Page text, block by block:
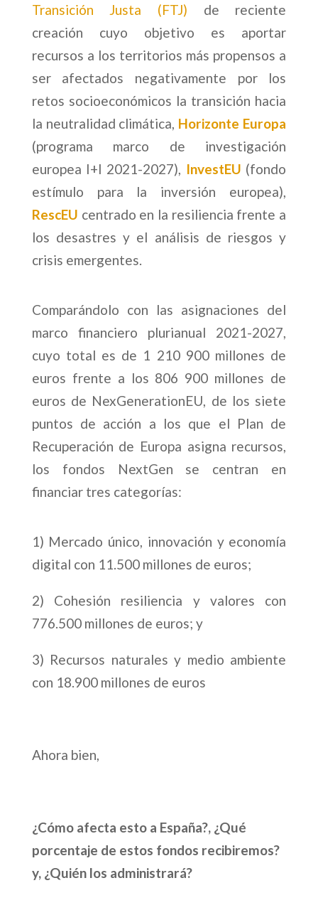
Transición Justa (FTJ)
de reciente
creación cuyo objetivo es aportar
recursos a los territorios más propensos a
ser afectados negativamente por los
retos socioeconómicos la transición hacia
la neutralidad climática, Horizonte Europa
(programa marco de investigación
europea I+I 2021-2027), InvestEU (fondo
estímulo para la inversión europea),
RescEU centrado en la resiliencia frente a
los desastres y el análisis de riesgos y
crisis emergentes.
Comparándolo con las asignaciones del
marco financiero plurianual 2021-2027,
cuyo total es de 1 210 900 millones de
euros frente a los 806 900 millones de
euros de NexGenerationEU, de los siete
puntos de acción a los que el Plan de
Recuperación de Europa asigna recursos,
los fondos NextGen se centran en
financiar tres categorías:
1) Mercado único, innovación y economía
digital con 11.500 millones de euros;
2) Cohesión resiliencia y valores con
776.500 millones de euros; y
3) Recursos naturales y medio ambiente
con 18.900 millones de euros
Ahora bien,
¿Cómo afecta esto a España?, ¿Qué
porcentaje de estos fondos recibiremos?
y, ¿Quién los administrará?